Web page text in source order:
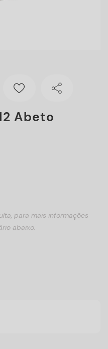
Abeto
para mais informações
abaixo.